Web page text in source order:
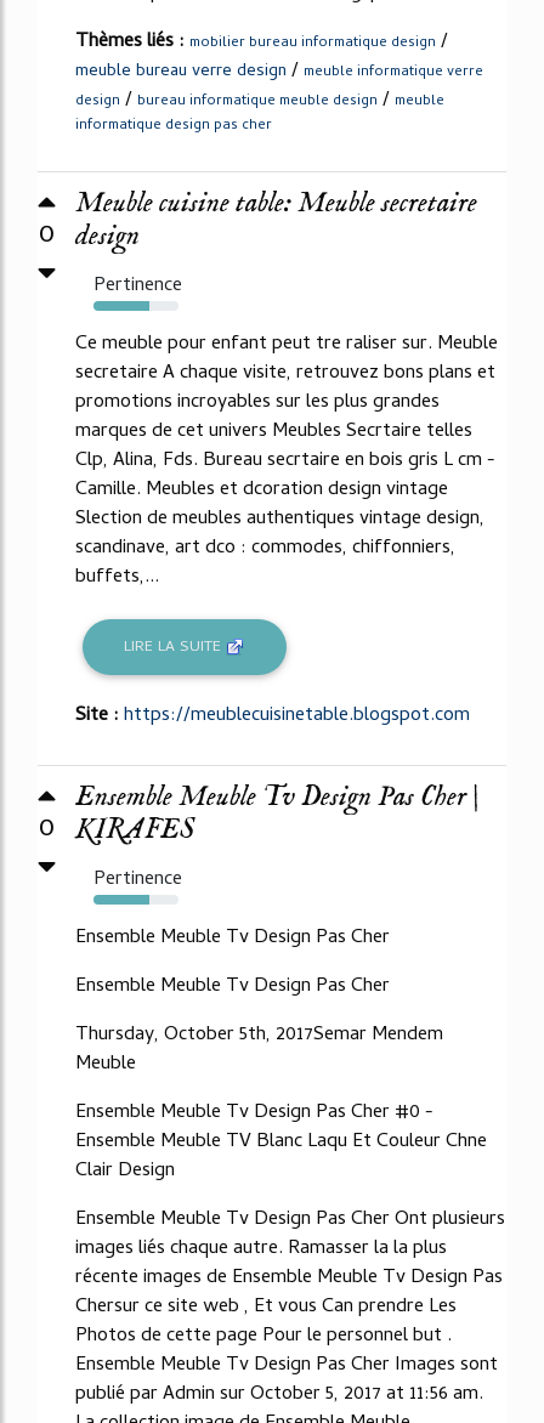
Thèmes liés : mobilier bureau informatique design /
meuble bureau verre design / meuble informatique verre
design / bureau informatique meuble design / meuble
informatique design pas cher
0
Meuble cuisine table: Meuble secretaire
design
Pertinence
66%
Ce meuble pour enfant peut tre raliser sur. Meuble
secretaire A chaque visite, retrouvez bons plans et
promotions incroyables sur les plus grandes
marques de cet univers Meubles Secrtaire telles
Clp, Alina, Fds. Bureau secrtaire en bois gris L cm -
Camille. Meubles et dcoration design vintage
Slection de meubles authentiques vintage design,
scandinave, art dco : commodes, chiffonniers,
buffets,...
LIRE LA SUITE
Site :https://meublecuisinetable.blogspot.com
0
Ensemble Meuble Tv Design Pas Cher |
KIRAFES
Pertinence
65%
Ensemble Meuble Tv Design Pas Cher
Ensemble Meuble Tv Design Pas Cher
Thursday, October 5th, 2017Semar Mendem
Meuble
Ensemble Meuble Tv Design Pas Cher #0 -
Ensemble Meuble TV Blanc Laqu Et Couleur Chne
Clair Design
Ensemble Meuble Tv Design Pas Cher Ont plusieurs
images liés chaque autre. Ramasser la la plus
récente images de Ensemble Meuble Tv Design Pas
Chersur ce site web , Et vous Can prendre Les
Photos de cette page Pour le personnel but .
Ensemble Meuble Tv Design Pas Cher Images sont
publié par Admin sur October 5, 2017 at 11:56 am.